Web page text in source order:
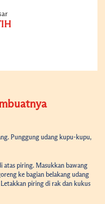
Punggung udang kupu-kupu,
atas piring. Masukkan bawang
ke bagian belakang udang
piring di rak dan kukus